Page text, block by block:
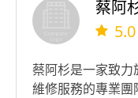
蔡阿
5.0
蔡阿杉是一家致
維修服務的專業